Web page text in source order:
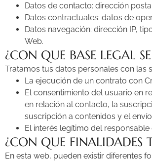
Datos de contacto: dirección
Datos contractuales: datos de
Datos navegación: dirección IP,
Web.
¿CON QUE BASE LEGAL
Tratamos tus datos personales con las
La ejecución de un contrato con
El consentimiento del usuario en
en relación al contacto, la
suscripción a contenidos y el
El interés legítimo del
¿CON QUE FINALIDADES
En esta web, pueden existir diferentes